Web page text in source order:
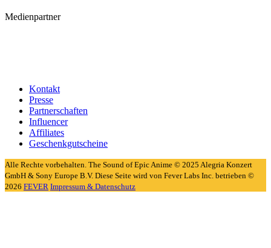
Medienpartner
Kontakt
Presse
Partnerschaften
Influencer
Affiliates
Geschenkgutscheine
Alle Rechte vorbehalten. The Sound of Epic Anime © 2025 Alegria Konzert
GmbH & Sony Europe B.V. Diese Seite wird von Fever Labs Inc. betrieben ©
2026 FEVER Impressum & Datenschutz